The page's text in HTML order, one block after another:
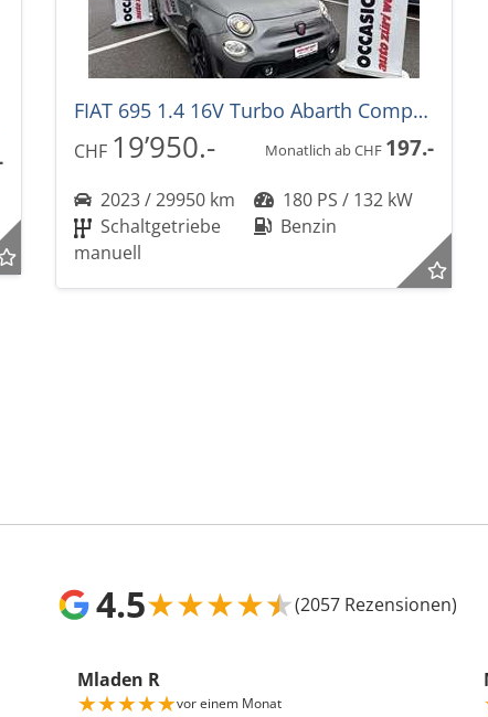
FIAT 695 1.4 16V Turbo Abarth Competizione
CHF 19’950.- Monatlich ab CHF 197.-
2023 / 29950 km
180 PS / 132 kW
Schaltgetriebe
manuell
Benzin
4.5★★★★★(2057 Rezensionen)
Mladen R
★★★★★vor einem Monat